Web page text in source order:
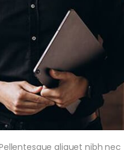
aliquet nibh nec